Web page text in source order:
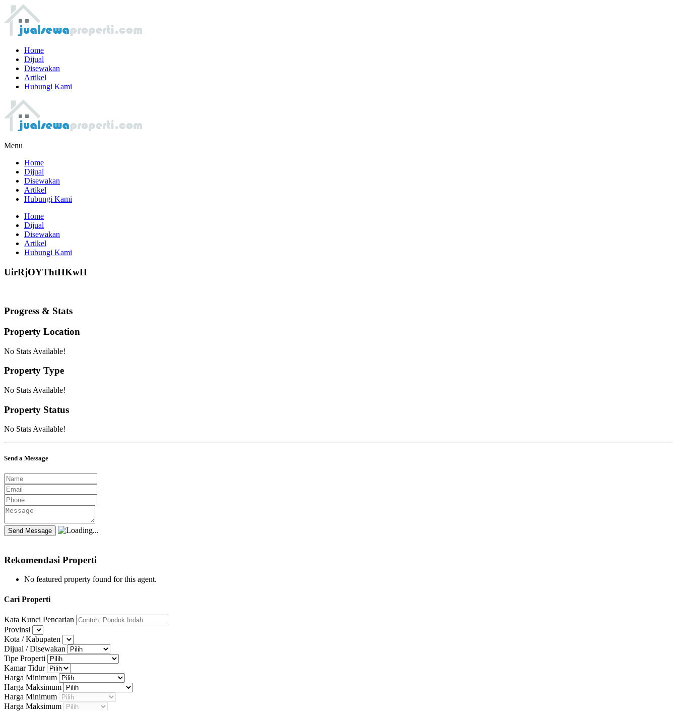
Home
Dijual
Disewakan
Artikel
Hubungi Kami
Menu
Home
Dijual
Disewakan
Artikel
Hubungi Kami
Home
Dijual
Disewakan
Artikel
Hubungi Kami
UirRjOYThtHKwH
Progress & Stats
Property Location
No Stats Available!
Property Type
No Stats Available!
Property Status
No Stats Available!
Send a Message
Rekomendasi Properti
No featured property found for this agent.
Cari Properti
Kata Kunci Pencarian
Provinsi
Kota / Kabupaten
Dijual / Disewakan
Tipe Properti
Kamar Tidur
Harga Minimum
Harga Maksimum
Harga Minimum
Harga Maksimum